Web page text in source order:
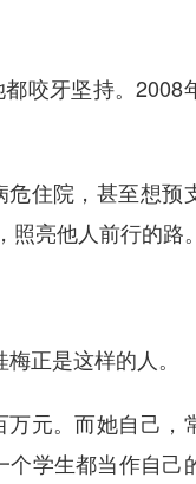
咬牙坚持。2008
住院，甚至想预
亮他人前行的路。
正是这样的人。
元。而她自己，
个学生都当作自己